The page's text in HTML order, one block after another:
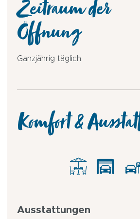
Zeitraum der
Öffnung
Ganzjährig täglich.
Komfort &
Ausstattungen